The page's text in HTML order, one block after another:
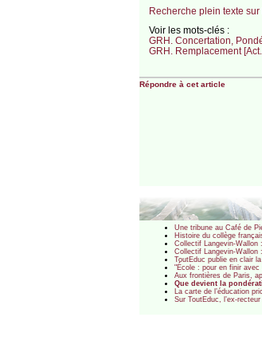
Recherche plein texte
Voir les mots-clés :
GRH. Concertation,
GRH. Remplacement
Répondre à cet article
Une tribune au Café de
Histoire du collège
Collectif Langevin-Wallon
Collectif Langevin-
ToutEduc publie en clair
"École : pour en finir avec
Aux frontières de Paris,
Que devient la
La carte de l’éducation
Sur ToutEduc, l’ex-